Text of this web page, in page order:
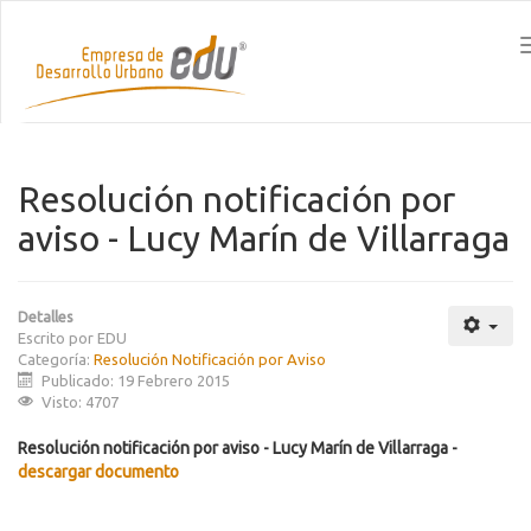
Resolución notificación por
aviso - Lucy Marín de Villarraga
Detalles
Escrito por EDU
Categoría: Resolución Notificación por Aviso
Publicado: 19 Febrero 2015
Visto: 4707
Resolución notificación por aviso - Lucy Marín de Villarraga -
descargar documento